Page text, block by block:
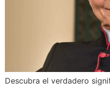
Descubra el verdadero